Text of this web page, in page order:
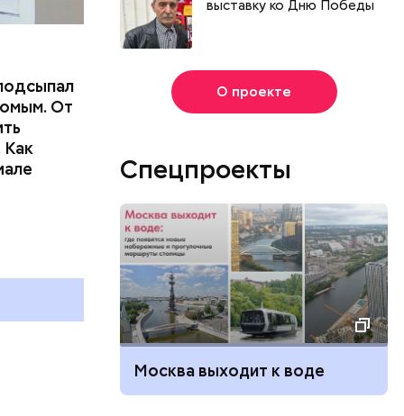
От
выставку ко Дню Победы
О проекте
Спецпроекты
Москва выходит к воде